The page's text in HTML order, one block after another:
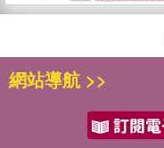
網站導航 >>